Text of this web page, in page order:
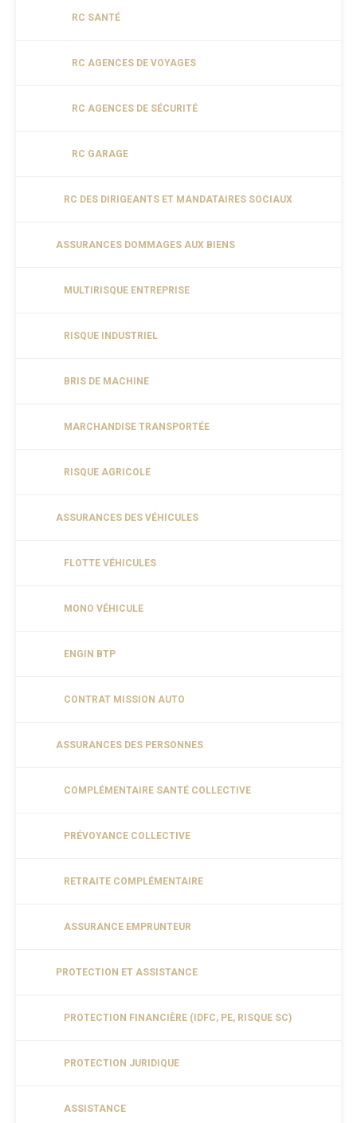
RC SANTÉ
RC AGENCES DE VOYAGES
RC AGENCES DE SÉCURITÉ
RC GARAGE
RC DES DIRIGEANTS ET MANDATAIRES SOCIAUX
ASSURANCES DOMMAGES AUX BIENS
MULTIRISQUE ENTREPRISE
RISQUE INDUSTRIEL
BRIS DE MACHINE
MARCHANDISE TRANSPORTÉE
RISQUE AGRICOLE
ASSURANCES DES VÉHICULES
FLOTTE VÉHICULES
MONO VÉHICULE
ENGIN BTP
CONTRAT MISSION AUTO
ASSURANCES DES PERSONNES
COMPLÉMENTAIRE SANTÉ COLLECTIVE
PRÉVOYANCE COLLECTIVE
RETRAITE COMPLÉMENTAIRE
ASSURANCE EMPRUNTEUR
PROTECTION ET ASSISTANCE
PROTECTION FINANCIÈRE (IDFC, PE, RISQUE SC)
PROTECTION JURIDIQUE
ASSISTANCE